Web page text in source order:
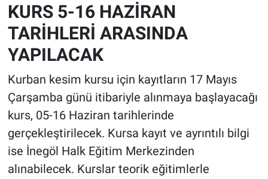
KURS 5-16 HAZİRAN
TARİHLERİ ARASINDA
YAPILACAK
Kurban kesim kursu için kayıtların 17 Mayıs
Çarşamba günü itibariyle alınmaya başlayacağı
kurs, 05-16 Haziran tarihlerinde
gerçekleştirilecek. Kursa kayıt ve ayrıntılı bilgi
ise İnegöl Halk Eğitim Merkezinden
alınabilecek. Kurslar teorik eğitimlerle